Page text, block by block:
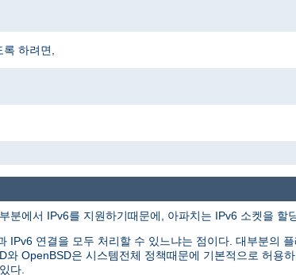
하려면,
분에서 IPv6를 지원하기때문에, 아파치는 IPv6 소켓을 할
IPv6 연결을 모두 처리할 수 있느냐는 점이다. 대부분의
OpenBSD은 시스템전체 정책때문에 기본적으로 허용
다.